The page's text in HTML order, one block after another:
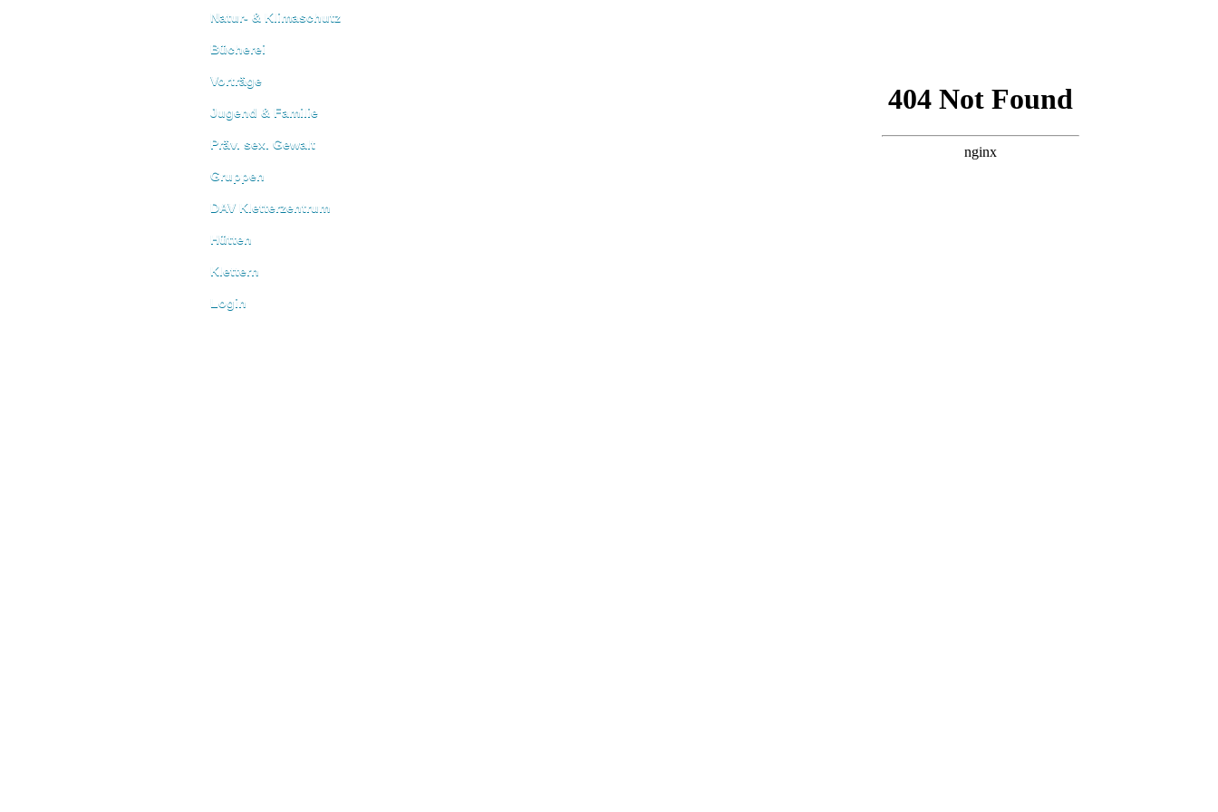
Natur- & Klimaschutz
Bücherei
Vorträge
Jugend & Familie
Präv. sex. Gewalt
Gruppen
DAV Kletterzentrum
Hütten
Klettern
Login